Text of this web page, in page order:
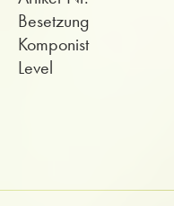
Besetzung
Komponist
Level